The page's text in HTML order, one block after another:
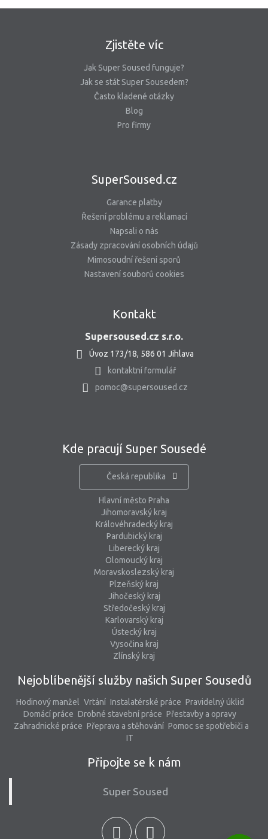
Zjistěte víc
Jak Super Soused funguje?
Jak se stát Super Sousedem?
Často kladené otázky
Blog
Pro firmy
SuperSoused.cz
Garance platby
Řešení problému a reklamací
Napsali o nás
Zásady zpracování osobních údajů
Mimosoudní řešení sporů
Nastavení souborů cookies
Kontakt
Supersoused.cz s.r.o.
Úvoz 173/18, 586 01 Jihlava
kontaktní formulář
pomoc@supersoused.cz
Kde pracují Super Sousedé
Česká republika
Hlavní město Praha
Jihomoravský kraj
Královéhradecký kraj
Pardubický kraj
Liberecký kraj
Olomoucký kraj
Moravskoslezský kraj
Plzeňský kraj
Jihočeský kraj
Středočeský kraj
Karlovarský kraj
Ústecký kraj
Vysočina kraj
Zlínský kraj
Nejoblíbenější služby našich Super Sousedů
Hodinový manžel Vrtání Instalatérské práce Pravidelný úklid
Domácí práce Drobné stavební práce Přestavby a opravy
Zahradnické práce Přeprava a stěhování Pomoc se spotřebiči a
IT
Připojte se k nám
Super Soused